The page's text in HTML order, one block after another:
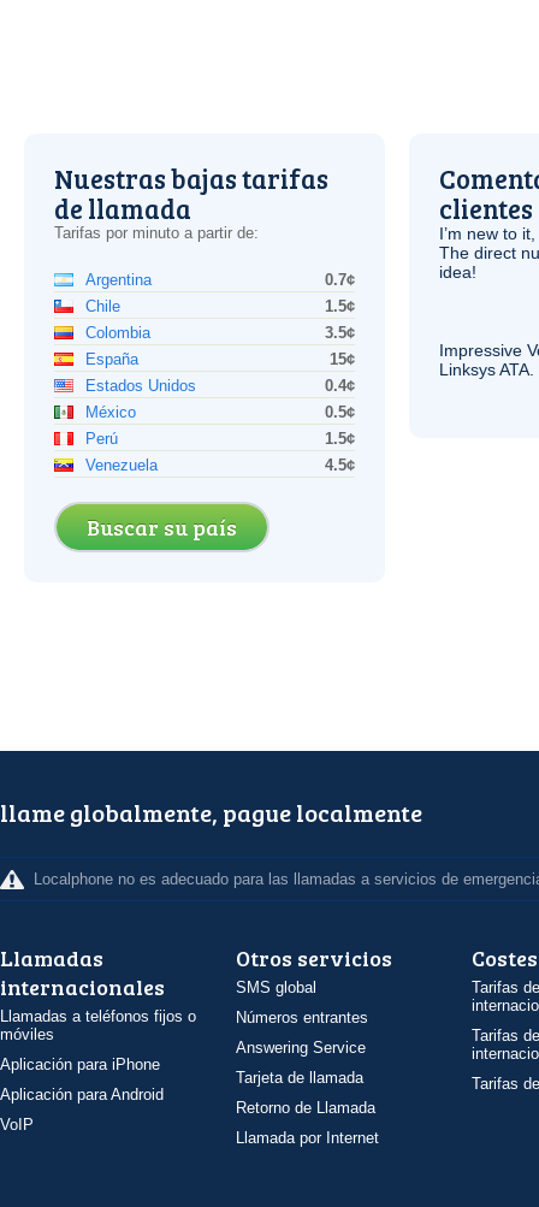
Nuestras bajas tarifas
de llamada
Tarifas por minuto a partir de:
Argentina
0.7¢
Chile
1.5¢
Colombia
3.5¢
España
15¢
Estados Unidos
0.4¢
México
0.5¢
Perú
1.5¢
Venezuela
4.5¢
Buscar su país
clientes
I’m new to
The direct
idea!
Impressive
LinksysATA
llame globalmente, pague localmente
Localphone no es adecuado para las llamadas a servicios de
Llamadas
internacionales
Llamadas a teléfonos fijos o
móviles
Aplicación para iPhone
Aplicación para Android
VoIP
Otros servicios
SMS global
Números entrantes
Answering Service
Tarjeta de llamada
Retorno de Llamada
Llamada por Internet
Costes
Tarifas
Tarifas
Tarifas